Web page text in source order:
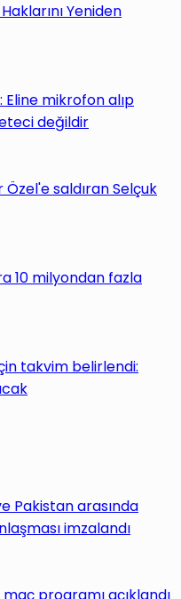
Yeniden
mikrofon alıp
değildir
Özel'e saldıran Selçuk
10 milyondan fazla
takvim belirlendi:
Pakistan arasında
imzalandı